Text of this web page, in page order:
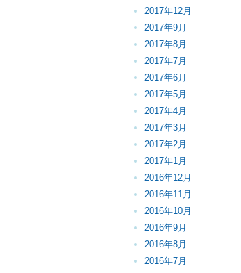
2017年12月
2017年9月
2017年8月
2017年7月
2017年6月
2017年5月
2017年4月
2017年3月
2017年2月
2017年1月
2016年12月
2016年11月
2016年10月
2016年9月
2016年8月
2016年7月